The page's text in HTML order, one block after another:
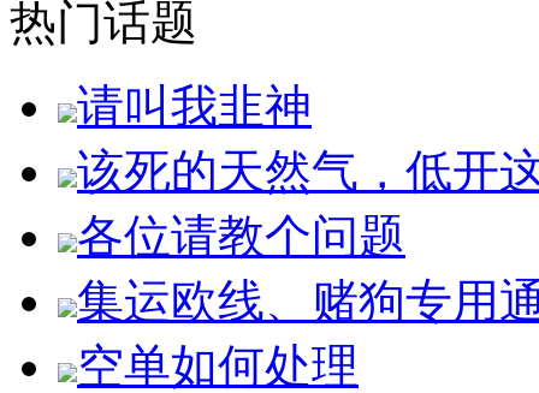
热门话题
请叫我韭神
该死的天然气，低开
各位请教个问题
集运欧线、赌狗专用
空单如何处理